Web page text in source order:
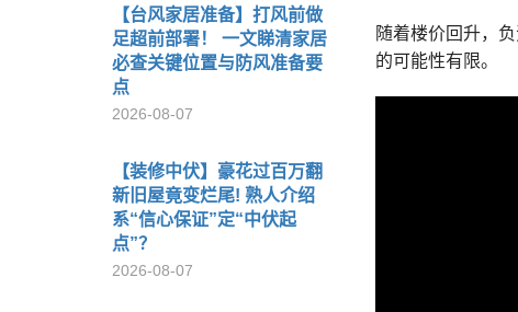
【台风家居准备】打风前做
足超前部署！ 一文睇清家居
必查关键位置与防风准备要
点
2026-08-07
【装修中伏】豪花过百万翻
新旧屋竟变烂尾! 熟人介绍
系“信心保证”定“中伏起
点”？
2026-08-07
随着楼价回升，
的可能性有限。